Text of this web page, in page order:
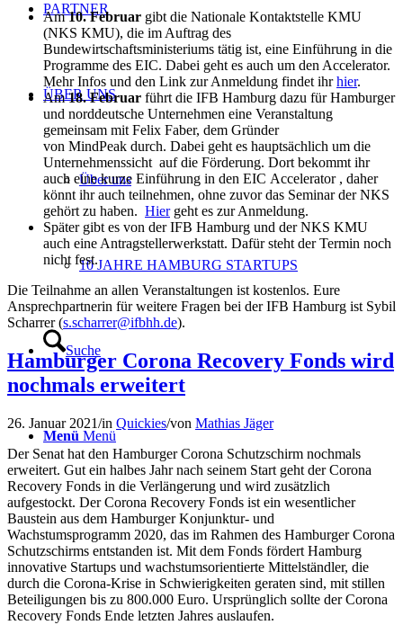
PARTNER
ÜBER UNS
Über uns
10 JAHRE HAMBURG STARTUPS
Suche
Menü Menü
Am10. Februar gibt die Nationale Kontaktstelle KMU
(NKS KMU), die im Auftrag des
Bundewirtschaftsministeriums tätig ist, eine Einführung in die
Programme des EIC. Dabei geht es auch um den Accelerator.
Mehr Infos und den Link zur Anmeldung findet ihrhier.
Am18. Februar führt die IFB Hamburg dazu für Hamburger
und norddeutsche Unternehmen eine Veranstaltung
gemeinsam mit Felix Faber, dem Gründer
von MindPeak durch. Dabei geht es hauptsächlich um die
Unternehmenssicht auf die Förderung. Dort bekommt ihr
auch eine kurze Einführung in den EIC Accelerator , daher
könnt ihr auch teilnehmen, ohne zuvor das Seminar der NKS
gehört zu haben. Hiergeht es zur Anmeldung.
Später gibt es von der IFB Hamburg und der NKS KMU
auch eine Antragstellerwerkstatt. Dafür steht der Termin noch
nicht fest.
Die Teilnahme an allen Veranstaltungen ist kostenlos. Eure
Ansprechpartnerin für weitere Fragen bei der IFB Hamburg ist Sybil
Scharrer (s.scharrer@ifbhh.de).
Hamburger Corona Recovery Fonds wird
nochmals erweitert
26. Januar 2021/in Quickies/von Mathias Jäger
Der Senat hat den Hamburger Corona Schutzschirm nochmals
erweitert. Gut ein halbes Jahr nach seinem Start geht der Corona
Recovery Fonds in die Verlängerung und wird zusätzlich
aufgestockt. Der Corona Recovery Fonds ist ein wesentlicher
Baustein aus dem Hamburger Konjunktur- und
Wachstumsprogramm 2020, das im Rahmen des Hamburger Corona
Schutzschirms entstanden ist. Mit dem Fonds fördert Hamburg
innovative Startups und wachstumsorientierte Mittelständler, die
durch die Corona-Krise in Schwierigkeiten geraten sind, mit stillen
Beteiligungen bis zu 800.000 Euro. Ursprünglich sollte der Corona
Recovery Fonds Ende letzten Jahres auslaufen.